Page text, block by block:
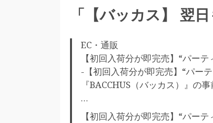
「【バッカス】 翌
EC・通販
【初回入荷分が即完売】“パー
-【初回入荷分が即完売】“パー
『BACCHUS（バッカス）』の
…
【初回入荷分が即完売】“パー